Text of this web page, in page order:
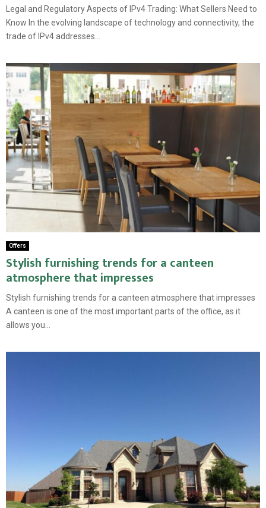
Legal and Regulatory Aspects of IPv4 Trading: What Sellers Need to
Know In the evolving landscape of technology and connectivity, the
trade of IPv4 addresses...
Offers
Stylish furnishing trends for a canteen
atmosphere that impresses
Stylish furnishing trends for a canteen atmosphere that impresses
A canteen is one of the most important parts of the office, as it
allows you...